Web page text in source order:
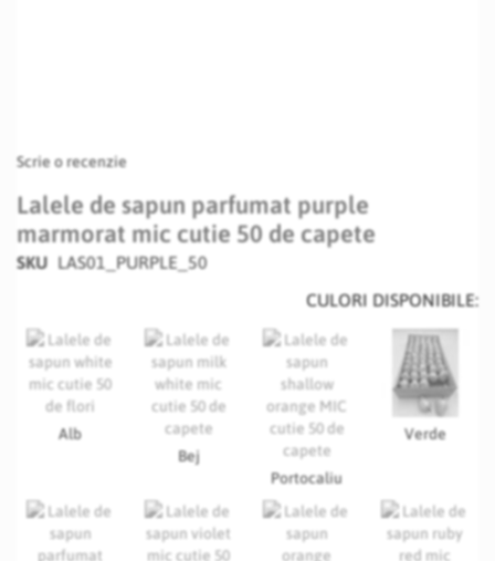
Scrie o recenzie
Lalele de sapun parfumat purple
marmorat mic cutie 50 de capete
SKU LAS01_PURPLE_50
CULORI DISPONIBILE:
Alb
Bej
Portocaliu
Verde